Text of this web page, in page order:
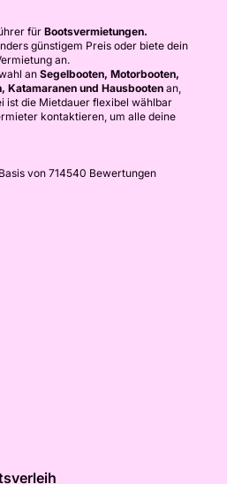
für Bootsvermietungen.
günstigem Preis oder biete dein
an.
an Segelbooten, Motorbooten,
Katamaranen und Hausbooten an,
ist die Mietdauer flexibel wählbar
kontaktieren, um alle deine
von 714540 Bewertungen